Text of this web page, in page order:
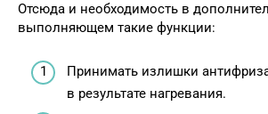
Отсюда и необходимость в
выполняющем такие функции:
Принимать излишки
в результате нагревания.